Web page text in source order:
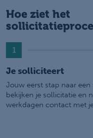
Hoe ziet het
1
Je solliciteert
Jouw eerst stap naar een
bekijken je sollicitatie en
werkdagen contact met